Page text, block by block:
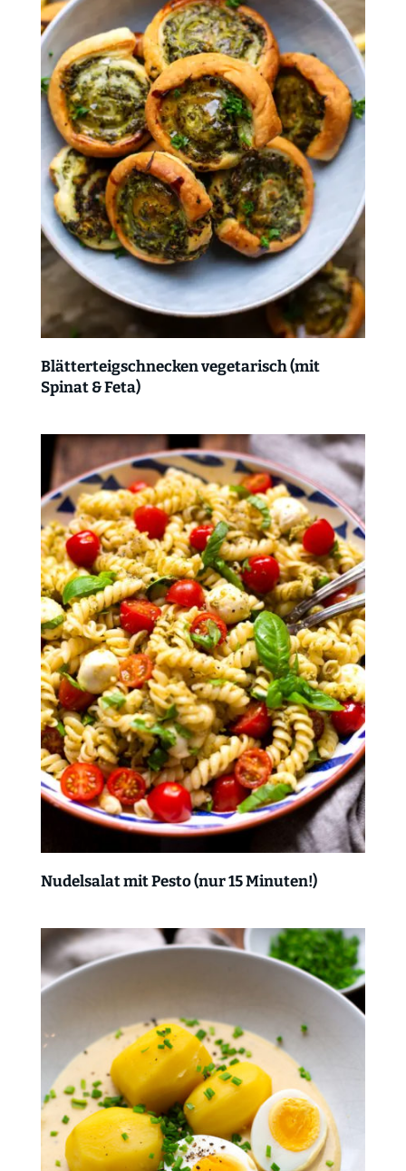
Blätterteigschnecken vegetarisch (mit
Spinat & Feta)
Nudelsalat mit Pesto (nur 15 Minuten!)